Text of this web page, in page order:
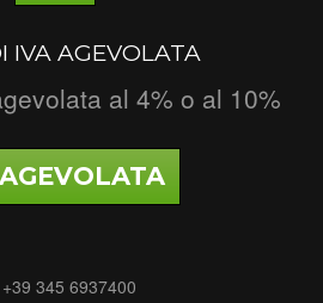
IVA AGEVOLATA
al 4% o al 10%
+39 345 6937400